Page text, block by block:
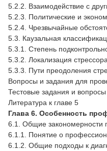
5.2.2. Взаимодействие с
5.2.3. Политические и
5.2.4. Чрезвычайные
5.3. Каузальная
5.3.1. Степень
5.3.2. Локализация стрессора
5.3.3. Пути преодоления
Вопросы и задания для
Тестовые задания и вопросы
Литература к главе 5
Глава 6. Особенность
6.1. Общие закономерности
6.1.1. Понятие о
6.1.2. Общие подходы к